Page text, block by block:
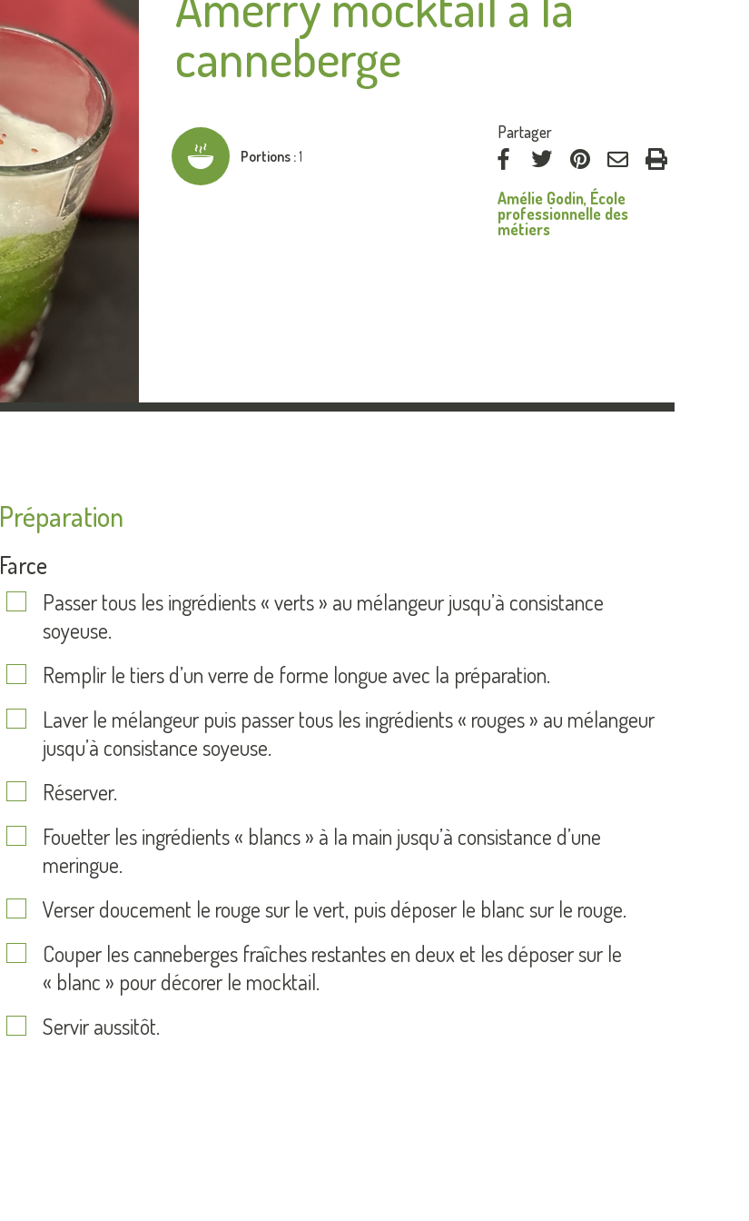
canneberge
Portions :1
Partager:
FacebookTwitter Pinterestcourriel
Amélie Godin, École
professionnelle des
métiers
Préparation
Farce
Passer tous les ingrédients « verts » au mélangeur jusqu’à consistance
soyeuse.
Remplir le tiers d’un verre de forme longue avec la préparation.
Laver le mélangeur puis passer tous les ingrédients « rouges » au mélangeur
jusqu’à consistance soyeuse.
Réserver.
Fouetter les ingrédients « blancs » à la main jusqu’à consistance d’une
meringue.
Verser doucement le rouge sur le vert, puis déposer le blanc sur le rouge.
Couper les canneberges fraîches restantes en deux et les déposer sur le
« blanc » pour décorer le mocktail.
Servir aussitôt.